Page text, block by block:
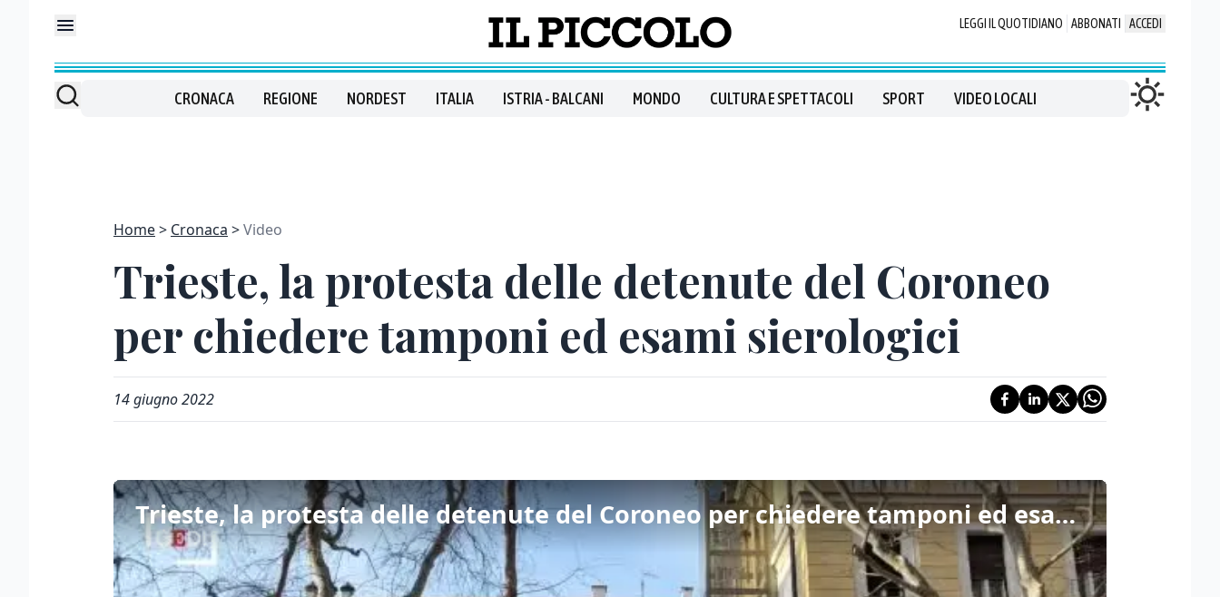
LEGGI IL QUOTIDIANO ABBONATI ACCEDI
CRONACA REGIONE NORDEST ITALIA ISTRIA - BALCANI MONDO CULTURA E SPETTACOLI SPORT VIDEO LOCALI
Home Cronaca Video
Trieste, la protesta delle detenute del Coroneo
per chiedere tamponi ed esami sierologici
14 giugno 2022
Trieste, la protesta delle detenute del Coroneo per chiedere tamponi ed esami sierologici